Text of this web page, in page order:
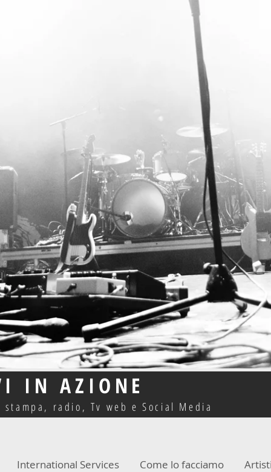
IN AZIONE
radio, Tv web e Social Media
International Services Come lo facciamo